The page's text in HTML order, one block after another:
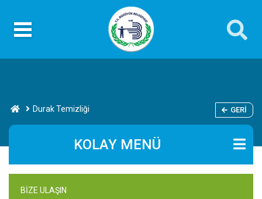
Durak Temizliği GERI
KOLAY MENÜ
BİZE ULAŞIN